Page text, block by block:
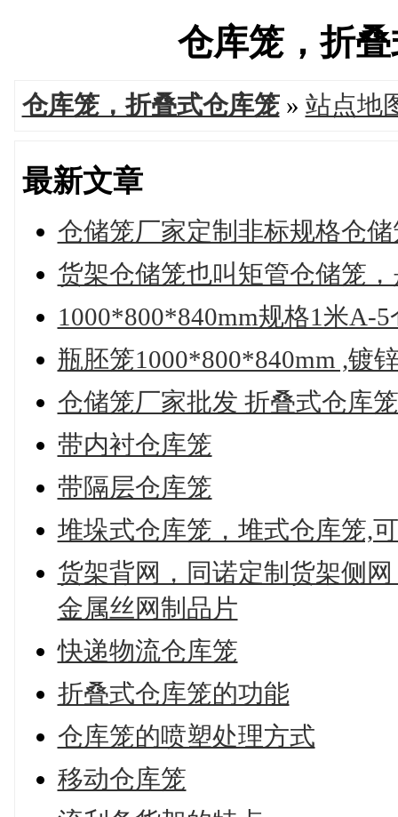
仓库笼，折
仓库笼，折叠式仓库笼» 站点地
最新文章
仓储笼厂家定制非标规格仓储
货架仓储笼也叫矩管仓储笼
1000*800*840mm规格1米A-
瓶胚笼1000*800*840mm ,镀
仓储笼厂家批发 折叠式仓库笼
带内衬仓库笼
带隔层仓库笼
堆垛式仓库笼，堆式仓库笼,
货架背网，同诺定制货架侧
金属丝网制品片
快递物流仓库笼
折叠式仓库笼的功能
仓库笼的喷塑处理方式
移动仓库笼